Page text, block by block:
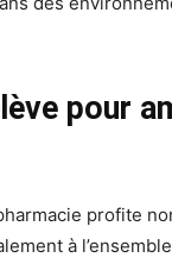
pour
profite
à